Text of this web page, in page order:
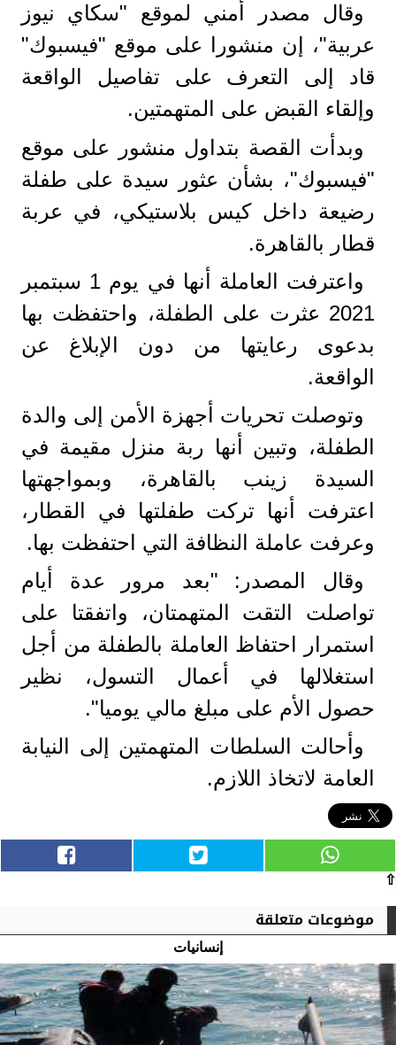
وقال مصدر أمني لموقع "سكاي نيوز
عربية"، إن منشورا على موقع "فيسبوك"
قاد إلى التعرف على تفاصيل الواقعة
وإلقاء القبض على المتهمتين.
وبدأت القصة بتداول منشور على موقع
"فيسبوك"، بشأن عثور سيدة على طفلة
رضيعة داخل كيس بلاستيكي، في عربة
قطار بالقاهرة.
واعترفت العاملة أنها في يوم 1 سبتمبر
2021 عثرت على الطفلة، واحتفظت بها
بدعوى رعايتها من دون الإبلاغ عن
الواقعة.
وتوصلت تحريات أجهزة الأمن إلى والدة
الطفلة، وتبين أنها ربة منزل مقيمة في
السيدة زينب بالقاهرة، وبمواجهتها
اعترفت أنها تركت طفلتها في القطار،
وعرفت عاملة النظافة التي احتفظت بها.
وقال المصدر: "بعد مرور عدة أيام
تواصلت التقت المتهمتان، واتفقتا على
استمرار احتفاظ العاملة بالطفلة من أجل
استغلالها في أعمال التسول، نظير
حصول الأم على مبلغ مالي يوميا".
وأحالت السلطات المتهمتين إلى النيابة
العامة لاتخاذ اللازم.
⇧
موضوعات متعلقة
إنسانيات